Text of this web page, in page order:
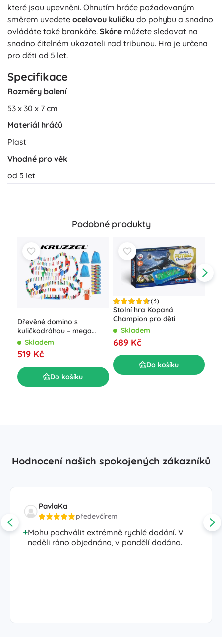
které jsou upevněni. Ohnutím hráče požadovaným
směrem uvedete ocelovou kuličku do pohybu a snadno
ovládáte také brankáře. Skóre můžete sledovat na
snadno čitelném ukazateli nad tribunou. Hra je určena
pro děti od 5 let.
Specifikace
Rozměry balení
53 x 30 x 7 cm
Materiál hráčů
Plast
Vhodné pro věk
od 5 let
Podobné produkty
Dřevěné domino s
kuličkodráhou – mega
sada 1131 dílků
Skladem
519 Kč
Do košíku
(3)
Stolní hra Kopaná
Champion pro děti
Skladem
689 Kč
Do košíku
Hodnocení našich spokojených zákazníků
PavlaKa
předevčírem
Mohu pochválit extrémně rychlé dodání. V
neděli ráno objednáno, v pondělí dodáno.